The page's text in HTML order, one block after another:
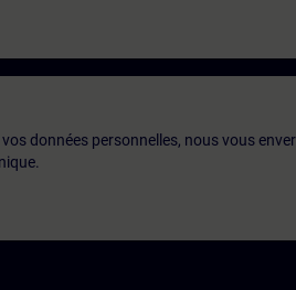
données personnelles, nous vous